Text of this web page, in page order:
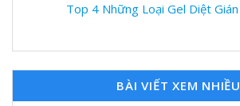
Top 4 Những Loại Gel Diệt
BÀI VIẾT XEM NHIỀU